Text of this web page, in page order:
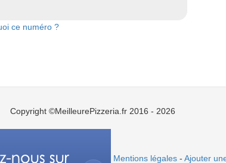
ce numéro ?
Copyright ©MeilleurePizzeria.fr 2016 - 2026
Mentions légales- Ajouter